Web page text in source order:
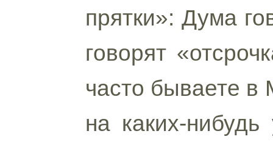
прятки»: Дума
говорят
часто бываете в
на каких-